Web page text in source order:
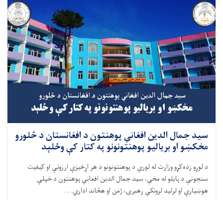
سید جمال الدین افغاني پوهنتون د افغانستان د څلورو
مخکښو او برياليو پوهنتونونو په کتار کې وځلېد
د لوړو زده‌کړو وزارت له لوري د پوهنتونونو د هر اړخيزې ارزونې او کيفيت
سنجونې د پايلو له مخې، سيد جمال الدین افغاني پوهنتون د خپلې
هوښيارې او لرليد لرونکې رهبرۍ، ژمن او هڅاند اداري. . .